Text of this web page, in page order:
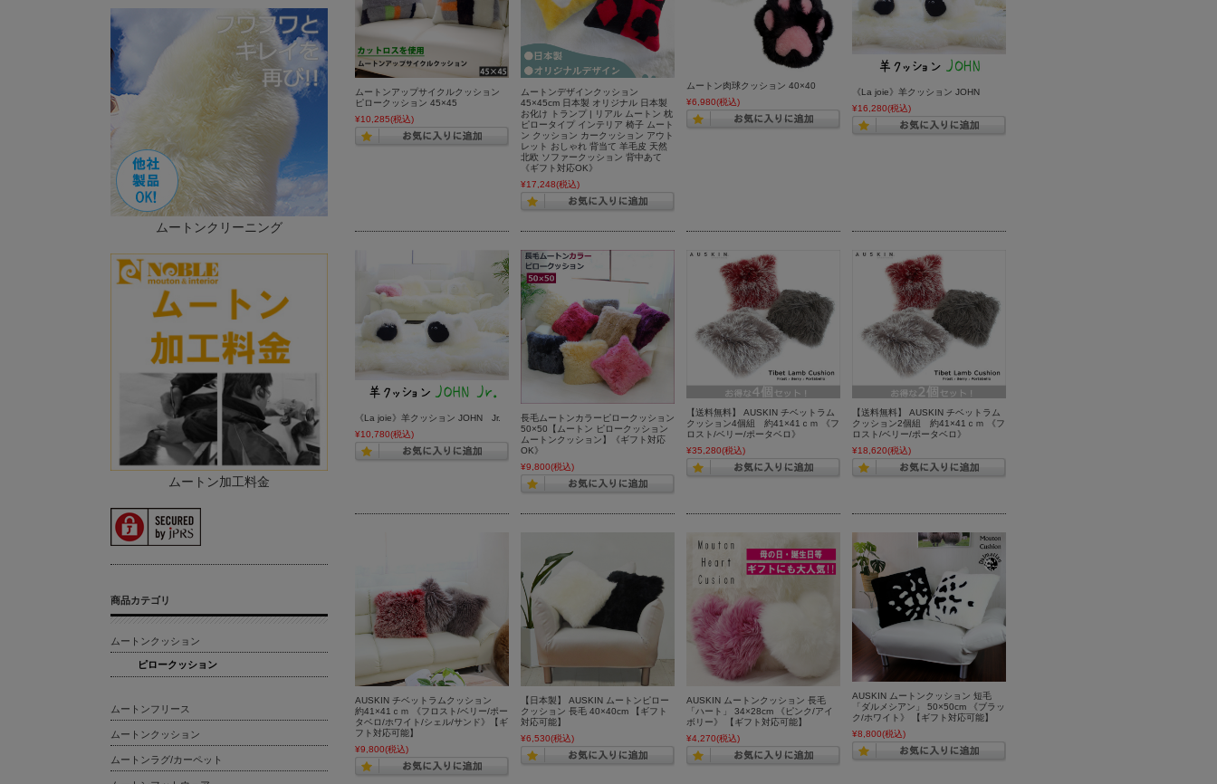
ムートンアップサイクルクッション
ピロークッション 45×45
¥10,285(税込)
ムートンデザインクッション
45×45cm 日本製 オリジナル 日本製
お化け トランプ | リアル ムートン 枕
ピロータイプ インテリア 椅子 ムート
ン クッション カークッション アウト
レット おしゃれ 背当て 羊毛皮 天然
北欧 ソファークッション 背中あて
《ギフト対応OK》
¥17,248(税込)
ムートン肉球クッション 40×40
¥6,980(税込)
《La joie》羊クッション JOHN
¥16,280(税込)
《La joie》羊クッション JOHN Jr.
¥10,780(税込)
長毛ムートンカラーピロークッション
50×50【ムートン ピロークッション
ムートンクッション】《ギフト対応
OK》
¥9,800(税込)
【送料無料】 AUSKIN チベットラム
クッション4個組 約41×41ｃｍ 《フ
ロスト/ベリー/ポータベロ》
¥35,280(税込)
【送料無料】 AUSKIN チベットラム
クッション2個組 約41×41ｃｍ 《フ
ロスト/ベリー/ポータベロ》
¥18,620(税込)
AUSKIN チベットラムクッション
約41×41ｃｍ 《フロスト/ベリー/ポー
タベロ/ホワイト/シェル/サンド》【ギ
フト対応可能】
¥9,800(税込)
【日本製】 AUSKIN ムートンピロー
クッション 長毛 40×40cm 【ギフト
対応可能】
¥6,530(税込)
AUSKIN ムートンクッション 長毛
「ハート」 34×28cm 《ピンク/アイ
ボリー》 【ギフト対応可能】
¥4,270(税込)
AUSKIN ムートンクッション 短毛
「ダルメシアン」 50×50cm 《ブラッ
ク/ホワイト》 【ギフト対応可能】
¥8,800(税込)
ムートンクリーニング
ムートン加工料金
商品カテゴリ
ムートンクッション
ピロークッション
ムートンフリース
ムートンクッション
ムートンラグ/カーペット